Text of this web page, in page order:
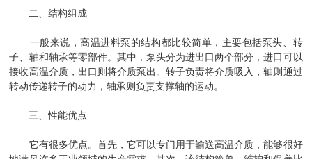
二、结构组成
一般来说，高温进料泵的结构都比较简单，主要包括泵头、转
子、轴和轴承等零部件。其中，泵头分为进出口两个部分，进口可以
接收高温介质，出口则将介质泵出。转子负责将介质吸入，轴则通过
转动传递转子的动力，轴承则负责支撑轴的运动。
三、性能优点
它有很多优点。首先，它可以专门用于输送高温介质，能够很好